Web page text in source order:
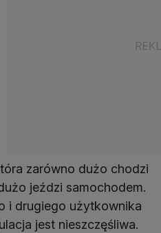
zarówno dużo chodzi
jeździ samochodem.
i drugiego użytkownika
jest nieszczęśliwa.